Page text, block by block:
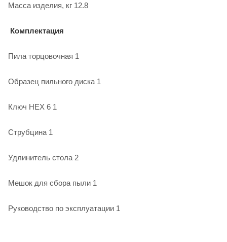
Масса изделия, кг 12.8
Комплектация
Пила торцовочная 1
Образец пильного диска 1
Ключ HEX 6 1
Струбцина 1
Удлинитель стола 2
Мешок для сбора пыли 1
Руководство по эксплуатации 1